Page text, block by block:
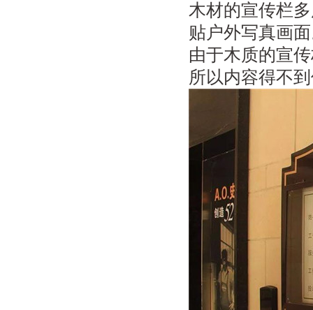
木材的宣传栏
贴户外写真画
由于木质的宣
所以内容得不